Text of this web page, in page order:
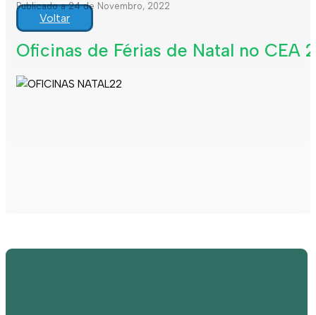
Publicado a 24 de Novembro, 2022
Voltar
Oficinas de Férias de Natal no CEA